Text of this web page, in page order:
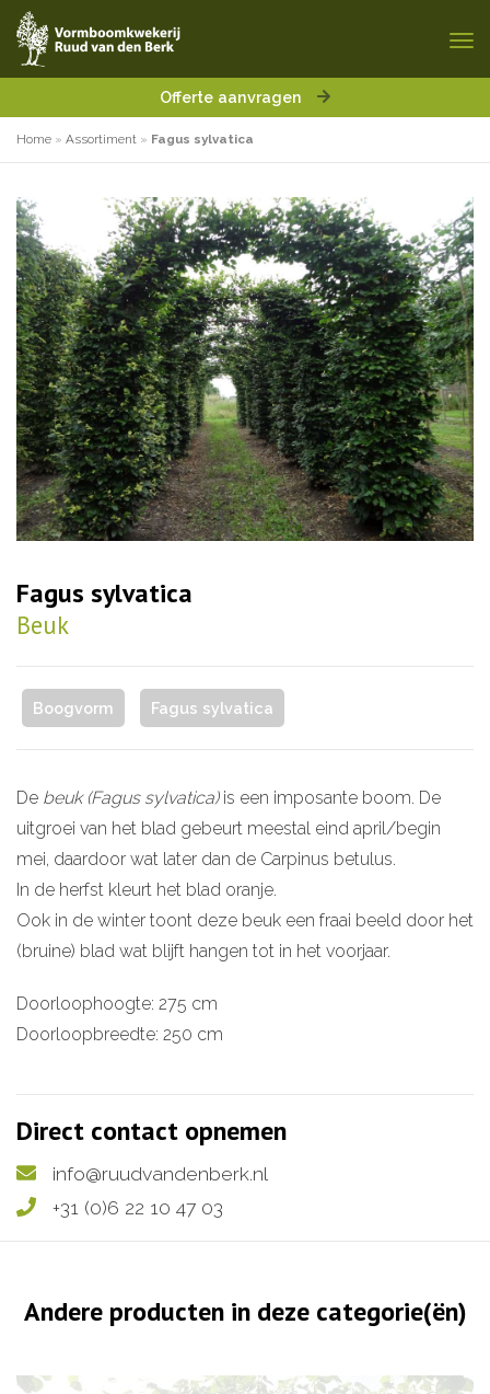
Offerte aanvragen
Home » Assortiment » Fagus sylvatica
Fagus sylvatica
Beuk
Boogvorm Fagus sylvatica
De beuk (Fagus sylvatica)is een imposante boom. De
uitgroei van het blad gebeurt meestal eind april/begin
mei, daardoor wat later dan de Carpinus betulus.
In de herfst kleurt het blad oranje.
Ook in de winter toont deze beuk een fraai beeld door het
(bruine) blad wat blijft hangen tot in het voorjaar.
Doorloophoogte: 275 cm
Doorloopbreedte: 250 cm
Direct contact opnemen
info@ruudvandenberk.nl
+31 (0)6 22 10 47 03
Andere producten in deze categorie(ën)